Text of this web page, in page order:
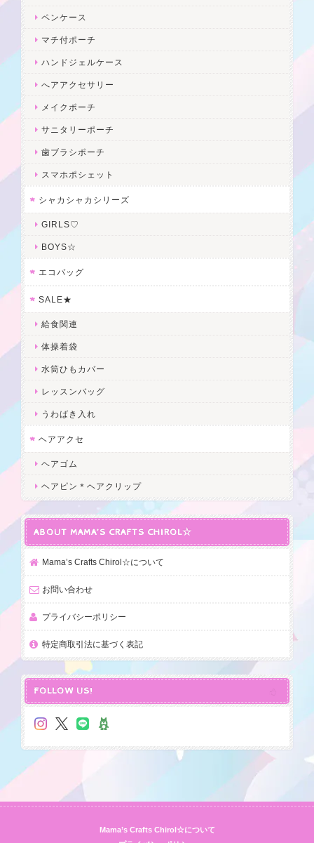
ペンケース
マチ付ポーチ
ハンドジェルケース
へアアクセサリー
メイクポーチ
サニタリーポーチ
歯ブラシポーチ
スマホポシェット
シャカシャカシリーズ
GIRLS♡
BOYS☆
エコバッグ
SALE★
給食関連
体操着袋
水筒ひもカバー
レッスンバッグ
うわばき入れ
ヘアアクセ
ヘアゴム
ヘアピン＊ヘアクリップ
ABOUT MAMA’S CRAFTS CHIROL☆
Mama’s Crafts Chirol☆について
お問い合わせ
プライバシーポリシー
特定商取引法に基づく表記
FOLLOW US!
Mama’s Crafts Chirol☆について